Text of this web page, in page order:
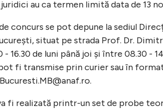
au ca termen limită data de 13
concurs se pot depune la sediul
situat pe strada Prof. Dr.
- 16.30 de luni până joi și între 08.30 -
fi transmise prin curier sau în
.
fi realizată printr-un set de probe